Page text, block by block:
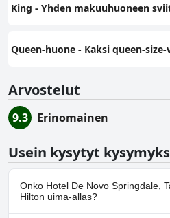
King - Yhden makuuhuoneen
Queen-huone - Kaksi queen-
Arvostelut
9.3 Erinomainen
Usein kysytyt
Onko Hotel De Novo Springdale,
Hilton uima-allas?